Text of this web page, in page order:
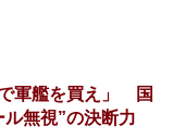
軍艦を買え」 国
無視”の決断力